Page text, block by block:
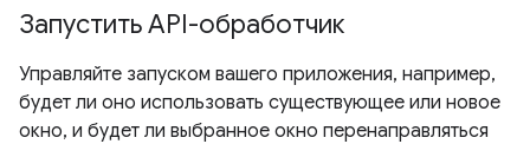
Запустить API-обработчик
Управляйте запуском вашего приложения, например,
будет ли оно использовать существующее или новое
окно, и будет ли выбранное окно перенаправляться